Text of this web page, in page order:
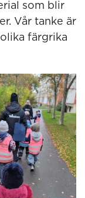
som blir
Vår tanke är
färgrika